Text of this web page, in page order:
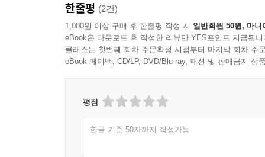
Bump Up 3 The Phantom of the Opera, Dracula,
3. 세부 구성 및 내용
1) Getting Started
2) Before You Read
_ 각 유닛별 작품과 작가에 대한 논픽션 리딩
- 주인공 소개를 통해 앞으로 읽을 내용에 대한 배
한줄평 (2건)
1,000원 이상 구매 후 한줄평 작성 시 일반회원 50원, 마니
eBook은 다운로드 후 작성한 리뷰만 YES포인트 지급됩니
클래스는 첫번째 회차 주문확정 시점부터 마지막 회차 주
eBook 페이백, CD/LP, DVD/Blu-ray, 패션 및 판매금지 상
평점
한글 기준 50자까지 작성가능